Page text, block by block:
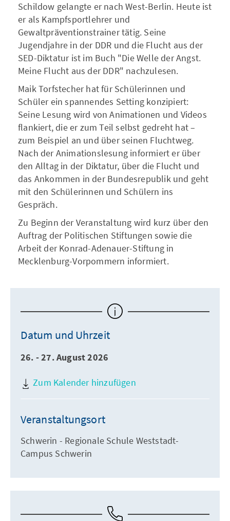
Schildow gelangte er nach West-Berlin. Heute ist
er als Kampfsportlehrer und
Gewaltpräventionstrainer tätig. Seine
Jugendjahre in der DDR und die Flucht aus der
SED-Diktatur ist im Buch "Die Welle der Angst.
Meine Flucht aus der DDR" nachzulesen.
Maik Torfstecher hat für Schülerinnen und
Schüler ein spannendes Setting konzipiert:
Seine Lesung wird von Animationen und Videos
flankiert, die er zum Teil selbst gedreht hat –
zum Beispiel an und über seinen Fluchtweg.
Nach der Animationslesung informiert er über
den Alltag in der Diktatur, über die Flucht und
das Ankommen in der Bundesrepublik und geht
mit den Schülerinnen und Schülern ins
Gespräch.
Zu Beginn der Veranstaltung wird kurz über den
Auftrag der Politischen Stiftungen sowie die
Arbeit der Konrad-Adenauer-Stiftung in
Mecklenburg-Vorpommern informiert.
Datum und Uhrzeit
26. - 27. August 2026
Zum Kalender hinzufügen
Veranstaltungsort
Schwerin - Regionale Schule Weststadt-
Campus Schwerin